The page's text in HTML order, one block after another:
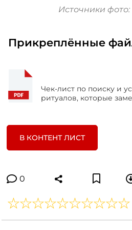
Источники
Прикреплённые
Чек-лист по поиску и
ритуалов, которые
В КОНТЕНТ ЛИСТ
0